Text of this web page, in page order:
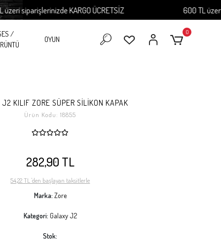
siparişlerinizde KARGO ÜCRETSİZ 600 TL üzeri
/
OYUN
0
KILIF ZORE SÜPER SİLİKON KAPAK
Ürün Kodu:18855
282,90 TL
54,22 TL 'den başlayan taksitlerle
Marka: Zore
Kategori: Galaxy J2
Stok: